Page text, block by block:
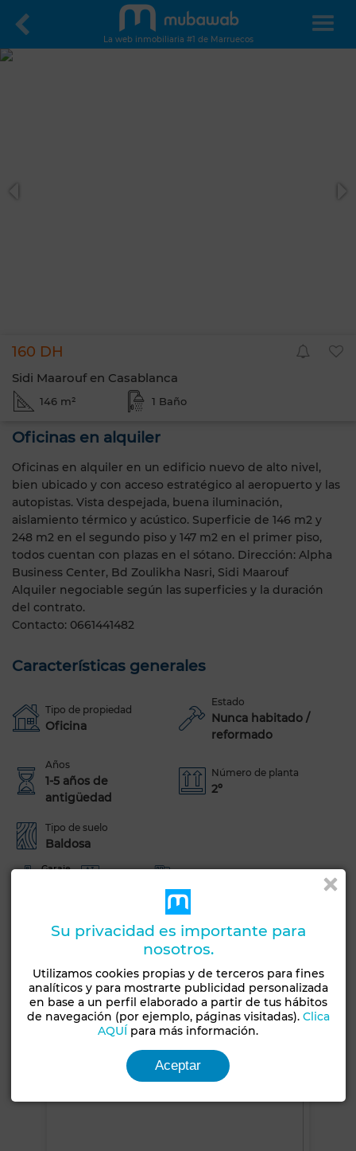
La web inmobiliaria #1 de Marruecos
160 DH
Sidi Maarouf en Casablanca
146 m² 1 Baño
Oficinas en alquiler
Oficinas en alquiler en un edificio nuevo de alto nivel,
bien ubicado y con acceso estratégico al aeropuerto y las
autopistas. Vista despejada, buena iluminación,
aislamiento térmico y acústico. Superficie de 146 m2 y
248 m2 en el segundo piso y 147 m2 en el primer piso,
todos cuentan con plazas en el sótano. Dirección: Alpha
Business Center, Bd Zoulikha Nasri, Sidi Maarouf
Alquiler negociable según las superficies y la duración
del contrato.
Contacto: 0661441482
Características generales
Tipo de propiedad
Oficina
Estado
Nunca habitado /
reformado
Años
1-5 años de
antigüedad
Número de planta
2º
Tipo de suelo
Baldosa
Garaje
Doble acristalamiento
Ver más fotos
Su privacidad es importante para
nosotros.
Utilizamos cookies propias y de terceros para fines
analíticos y para mostrarte publicidad personalizada
en base a un perfil elaborado a partir de tus hábitos
de navegación (por ejemplo, páginas visitadas). Clica
AQUÍ para más información.
Aceptar